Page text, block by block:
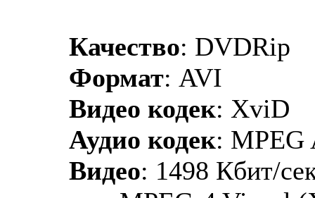
Качество: DVDRip
Формат: AVI
Видео кодек: XviD
Аудио кодек: MPEG
Видео: 1498 Кбит/